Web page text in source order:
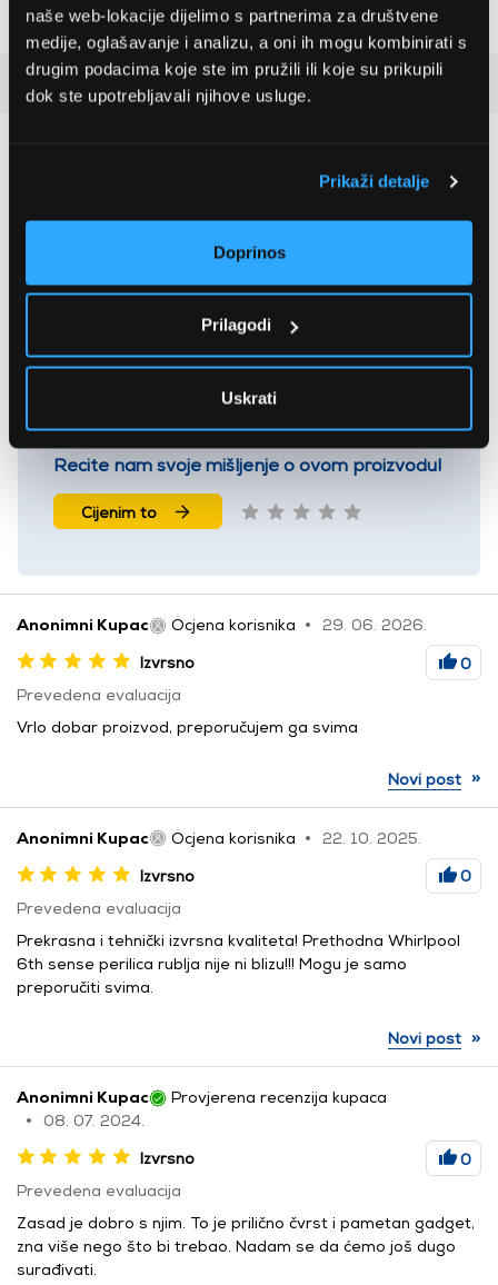
naše web-lokacije dijelimo s partnerima za društvene
medije, oglašavanje i analizu, a oni ih mogu kombinirati s
drugim podacima koje ste im pružili ili koje su prikupili
dok ste upotrebljavali njihove usluge.
Prikaži detalje
Doprinos
Prilagodi
Uskrati
Recenzije kupaca
5 zvjezdica
4 kom
2 zvjezdice
0 kom
Recite nam svoje mišljenje o ovom proizvodu!
Cijenim to
Anonimni Kupac Ocjena korisnika
29. 06. 2026.
Izvrsno
0
Prevedena evaluacija
Vrlo dobar proizvod, preporučujem ga svima
Novi post »
Anonimni Kupac Ocjena korisnika
22. 10. 2025.
Izvrsno
0
Prevedena evaluacija
Prekrasna i tehnički izvrsna kvaliteta! Prethodna Whirlpool
6th sense perilica rublja nije ni blizu!!! Mogu je samo
preporučiti svima.
Novi post »
Anonimni Kupac
Provjerena recenzija kupaca
08. 07. 2024.
Izvrsno
0
Prevedena evaluacija
Zasad je dobro s njim. To je prilično čvrst i pametan gadget,
zna više nego što bi trebao. Nadam se da ćemo još dugo
surađivati.